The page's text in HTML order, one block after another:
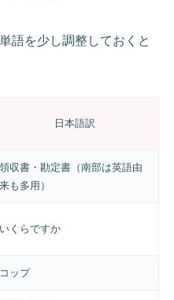
語を少し調整しておくと
日本語訳
領収書・勘定書（南部は英語由
来も多用）
いくらですか
コップ